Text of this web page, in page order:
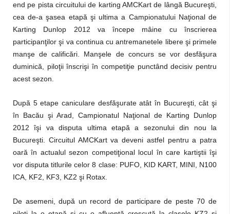
end pe pista circuitului de karting AMCKart de lângă Bucureşti,
cea de-a şasea etapă şi ultima a Campionatului Naţional de
Karting Dunlop 2012 va începe mâine cu înscrierea
participanţilor şi va continua cu antremanetele libere şi primele
manşe de calificări. Manşele de concurs se vor desfăşura
duminică, piloţii înscrişi în competiţie punctând decisiv pentru
acest sezon.
După 5 etape caniculare desfăşurate atât în Bucureşti, cât şi
în Bacău şi Arad, Campionatul Naţional de Karting Dunlop
2012 îşi va disputa ultima etapă a sezonului din nou la
Bucureşti. Circuitul AMCKart va deveni astfel pentru a patra
oară în actualul sezon competiţional locul în care kartiştii îşi
vor disputa titlurile celor 8 clase: PUFO, KID KART, MINI, N100
ICA, KF2, KF3, KZ2 şi Rotax.
De asemeni, după un record de participare de peste 70 de